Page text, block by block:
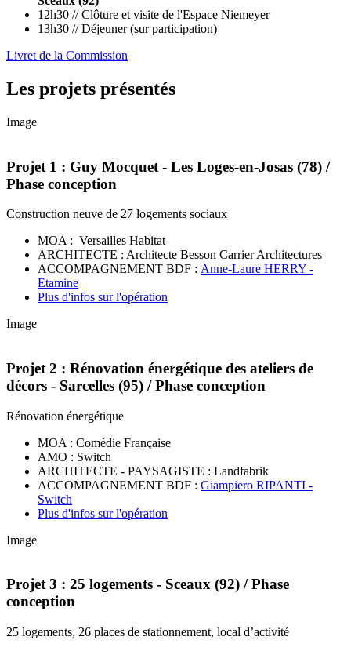
12h30 // Clôture et visite de l'Espace Niemeyer
13h30 // Déjeuner (sur participation)
Livret de la Commission
Les projets présentés
Image
Projet 1 : Guy Mocquet - Les Loges-en-Josas (78) /
Phase conception
Construction neuve de 27 logements sociaux
MOA : Versailles Habitat
ARCHITECTE : Architecte Besson Carrier Architectures
ACCOMPAGNEMENT BDF : Anne-Laure HERRY -
Etamine
Plus d'infos sur l'opération
Image
Projet 2 : Rénovation énergétique des ateliers de
décors - Sarcelles (95) / Phase conception
Rénovation énergétique
MOA : Comédie Française
AMO : Switch
ARCHITECTE - PAYSAGISTE : Landfabrik
ACCOMPAGNEMENT BDF : Giampiero RIPANTI -
Switch
Plus d'infos sur l'opération
Image
Projet 3 : 25 logements - Sceaux (92) / Phase
conception
25 logements, 26 places de stationnement, local d’activité